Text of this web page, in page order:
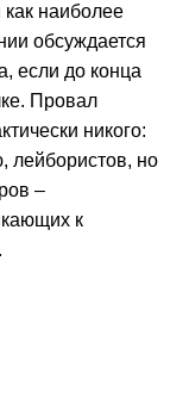
как наиболее
обсуждается
если до конца
Провал
никого:
лейбористов, но
–
к